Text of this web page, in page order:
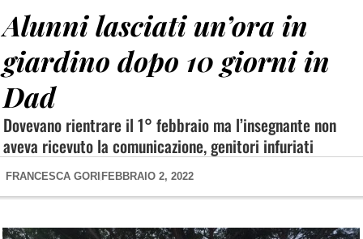
Alunni lasciati un’ora in
giardino dopo 10 giorni in
Dad
Dovevano rientrare il 1° febbraio ma l’insegnante non
aveva ricevuto la comunicazione, genitori infuriati
FRANCESCA GORI FEBBRAIO 2, 2022